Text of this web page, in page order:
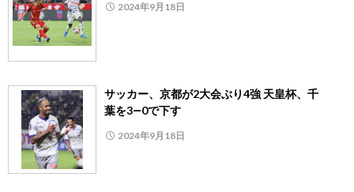
2024年9月18日
サッカー、京都が2大会ぶり4強 天皇杯、千
葉を3―0で下す
2024年9月18日